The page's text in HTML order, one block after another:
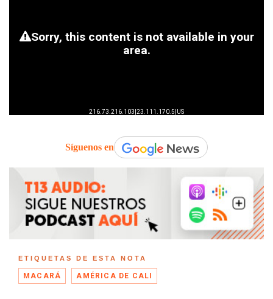
Síguenos en
ETIQUETAS DE ESTA NOTA
MACARÁ AMÉRICA DE CALI